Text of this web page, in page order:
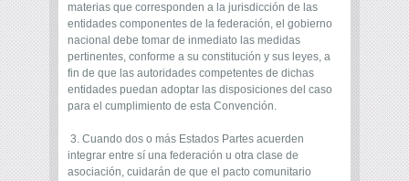
materias que corresponden a la jurisdicción de las
entidades componentes de la federación, el gobierno
nacional debe tomar de inmediato las medidas
pertinentes, conforme a su constitución y sus leyes, a
fin de que las autoridades competentes de dichas
entidades puedan adoptar las disposiciones del caso
para el cumplimiento de esta Convención.
3. Cuando dos o más Estados Partes acuerden
integrar entre sí una federación u otra clase de
asociación, cuidarán de que el pacto comunitario